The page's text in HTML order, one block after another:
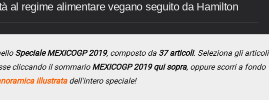
al regime alimentare vegano seguito da Hamilton
Speciale MEXICOGP 2019, composto da 37 articoli. Seleziona gli articoli
cliccando il sommario MEXICOGP 2019 qui sopra, oppure scorri a fondo
illustratadell'intero speciale!